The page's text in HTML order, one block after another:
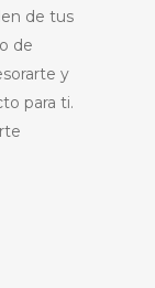
de tus
de
y
para ti.